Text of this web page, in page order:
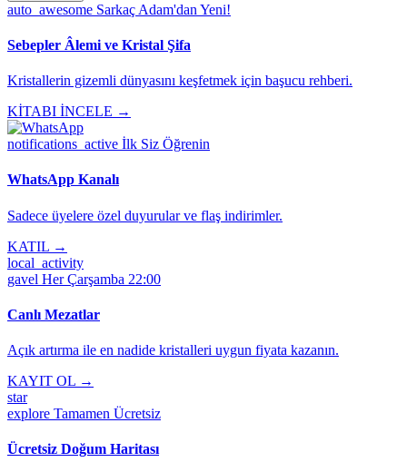
auto_awesome Sarkaç Adam'dan Yeni!
Sebepler Âlemi ve Kristal Şifa
Kristallerin gizemli dünyasını keşfetmek için başucu rehberi.
KİTABI İNCELE →
notifications_active İlk Siz Öğrenin
WhatsApp Kanalı
Sadece üyelere özel duyurular ve flaş indirimler.
KATIL →
local_activity
gavel Her Çarşamba 22:00
Canlı Mezatlar
Açık artırma ile en nadide kristalleri uygun fiyata kazanın.
KAYIT OL →
star
explore Tamamen Ücretsiz
Ücretsiz Doğum Haritası